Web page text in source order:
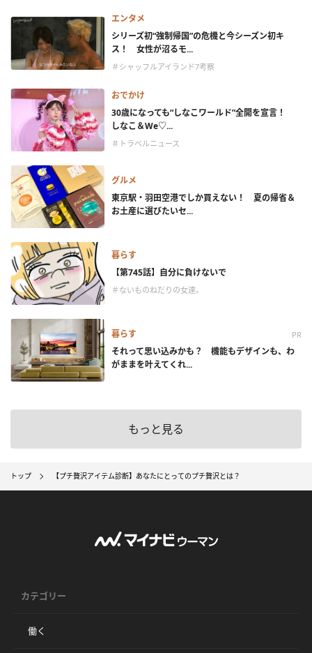
エンタメ
シリーズ初“強制帰国”の危機と今シーズン初キ
ス！ 女性が沼るモ...
＃シャッフルアイランド7考察
おでかけ
30歳になっても“しなこワールド”全開を宣言！
しなこ＆We♡...
＃トラベルニュース
グルメ
東京駅・羽田空港でしか買えない！ 夏の帰省＆
お土産に選びたいセ...
暮らす
【第745話】自分に負けないで
＃ないものねだりの女達。
暮らす PR
それって思い込みかも？ 機能もデザインも、わ
がままを叶えてくれ...
もっと見る
トップ 【プチ贅沢アイテム診断】あなたにとってのプチ贅沢とは？
カテゴリー
働く